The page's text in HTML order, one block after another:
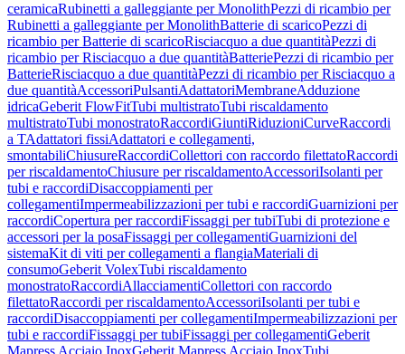
ceramicaRubinetti a galleggiante per MonolithPezzi di ricambio per
Rubinetti a galleggiante per MonolithBatterie di scaricoPezzi di
ricambio per Batterie di scaricoRisciacquo a due quantitàPezzi di
ricambio per Risciacquo a due quantitàBatteriePezzi di ricambio per
BatterieRisciacquo a due quantitàPezzi di ricambio per Risciacquo a
due quantitàAccessoriPulsantiAdattatoriMembraneAdduzione
idricaGeberit FlowFitTubi multistratoTubi riscaldamento
multistratoTubi monostratoRaccordiGiuntiRiduzioniCurveRaccordi
a TAdattatori fissiAdattatori e collegamenti,
smontabiliChiusureRaccordiCollettori con raccordo filettatoRaccordi
per riscaldamentoChiusure per riscaldamentoAccessoriIsolanti per
tubi e raccordiDisaccoppiamenti per
collegamentiImpermeabilizzazioni per tubi e raccordiGuarnizioni per
raccordiCopertura per raccordiFissaggi per tubiTubi di protezione e
accessori per la posaFissaggi per collegamentiGuarnizioni del
sistemaKit di viti per collegamenti a flangiaMateriali di
consumoGeberit VolexTubi riscaldamento
monostratoRaccordiAllacciamentiCollettori con raccordo
filettatoRaccordi per riscaldamentoAccessoriIsolanti per tubi e
raccordiDisaccoppiamenti per collegamentiImpermeabilizzazioni per
tubi e raccordiFissaggi per tubiFissaggi per collegamentiGeberit
Mapress Acciaio InoxGeberit Mapress Acciaio InoxTubi